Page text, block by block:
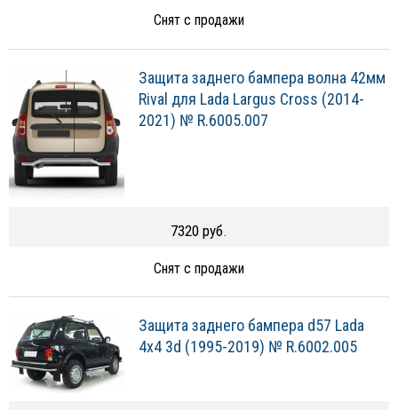
Снят с продажи
Защита заднего бампера волна 42мм
Rival для Lada Largus Cross (2014-
2021) № R.6005.007
7320 руб.
Снят с продажи
Защита заднего бампера d57 Lada
4х4 3d (1995-2019) № R.6002.005